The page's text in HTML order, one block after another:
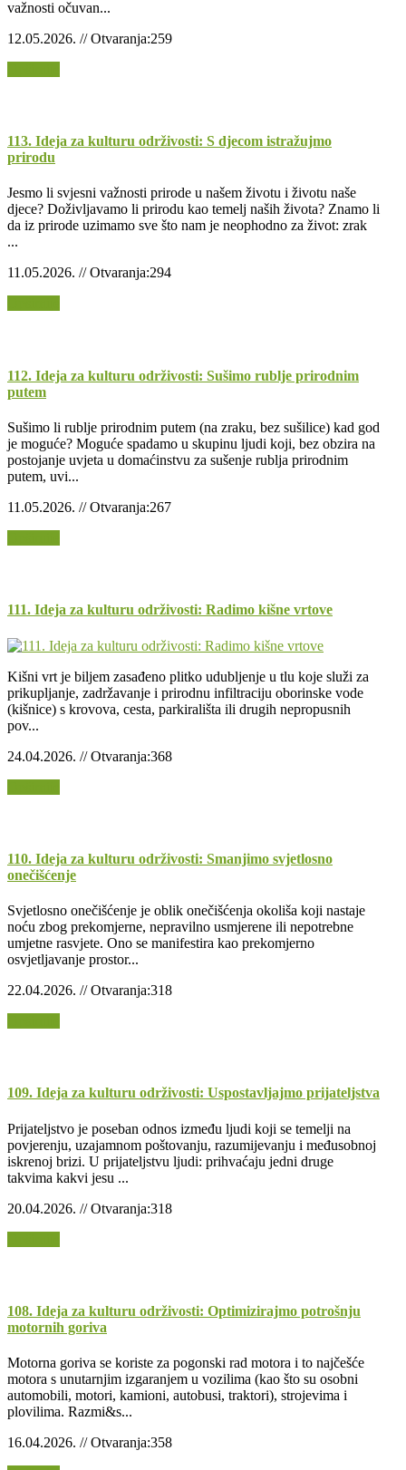
važnosti očuvan...
12.05.2026. // Otvaranja:259
113. Ideja za kulturu održivosti: S djecom istražujmo
prirodu
Jesmo li svjesni važnosti prirode u našem životu i životu naše
djece? Doživljavamo li prirodu kao temelj naših života? Znamo li
da iz prirode uzimamo sve što nam je neophodno za život: zrak
...
11.05.2026. // Otvaranja:294
112. Ideja za kulturu održivosti: Sušimo rublje prirodnim
putem
Sušimo li rublje prirodnim putem (na zraku, bez sušilice) kad god
je moguće? Moguće spadamo u skupinu ljudi koji, bez obzira na
postojanje uvjeta u domaćinstvu za sušenje rublja prirodnim
putem, uvi...
11.05.2026. // Otvaranja:267
111. Ideja za kulturu održivosti: Radimo kišne vrtove
Kišni vrt je biljem zasađeno plitko udubljenje u tlu koje služi za
prikupljanje, zadržavanje i prirodnu infiltraciju oborinske vode
(kišnice) s krovova, cesta, parkirališta ili drugih nepropusnih
pov...
24.04.2026. // Otvaranja:368
110. Ideja za kulturu održivosti: Smanjimo svjetlosno
onečišćenje
Svjetlosno onečišćenje je oblik onečišćenja okoliša koji nastaje
noću zbog prekomjerne, nepravilno usmjerene ili nepotrebne
umjetne rasvjete. Ono se manifestira kao prekomjerno
osvjetljavanje prostor...
22.04.2026. // Otvaranja:318
109. Ideja za kulturu održivosti: Uspostavljajmo prijateljstva
Prijateljstvo je poseban odnos između ljudi koji se temelji na
povjerenju, uzajamnom poštovanju, razumijevanju i međusobnoj
iskrenoj brizi. U prijateljstvu ljudi: prihvaćaju jedni druge
takvima kakvi jesu ...
20.04.2026. // Otvaranja:318
108. Ideja za kulturu održivosti: Optimizirajmo potrošnju
motornih goriva
Motorna goriva se koriste za pogonski rad motora i to najčešće
motora s unutarnjim izgaranjem u vozilima (kao što su osobni
automobili, motori, kamioni, autobusi, traktori), strojevima i
plovilima. Razmi&s...
16.04.2026. // Otvaranja:358